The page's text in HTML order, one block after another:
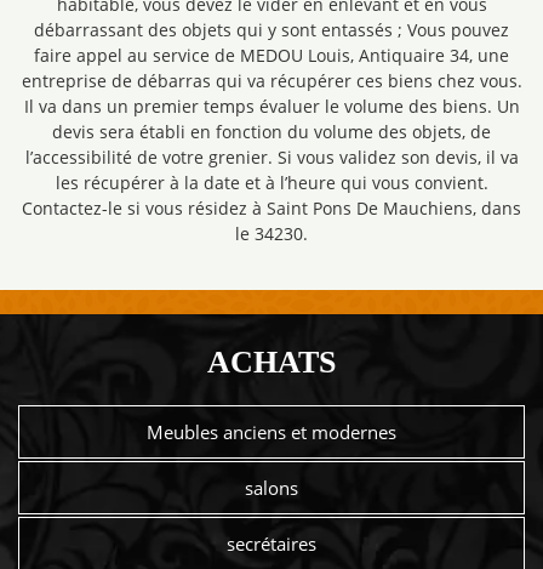
débarrassant des objets qui y sont entassés ; Vous pouvez
faire appel au service de MEDOU Louis, Antiquaire 34, une
entreprise de débarras qui va récupérer ces biens chez vous.
Il va dans un premier temps évaluer le volume des biens. Un
devis sera établi en fonction du volume des objets, de
l’accessibilité de votre grenier. Si vous validez son devis, il va
les récupérer à la date et à l’heure qui vous convient.
Contactez-le si vous résidez à Saint Pons De Mauchiens, dans
le 34230.
ACHATS
Meubles anciens et modernes
salons
secrétaires